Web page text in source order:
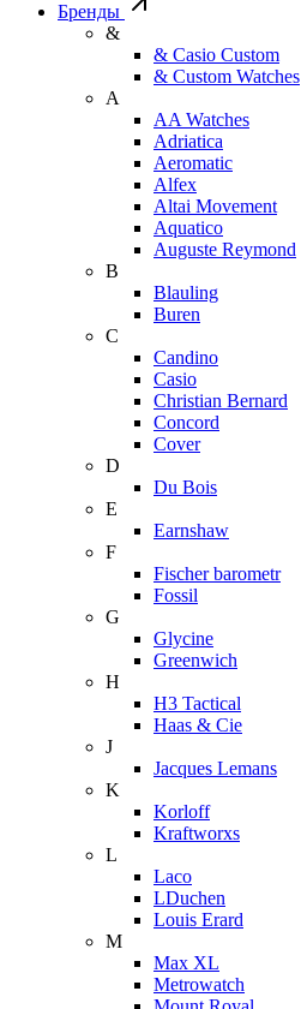
Бренды
&
& Casio Custom
& Custom Watches
A
AA Watches
Adriatica
Aeromatic
Alfex
Altai Movement
Aquatico
Auguste Reymond
B
Blauling
Buren
C
Candino
Casio
Christian Bernard
Concord
Cover
D
Du Bois
E
Earnshaw
F
Fischer barometr
Fossil
G
Glycine
Greenwich
H
H3 Tactical
Haas & Cie
J
Jacques Lemans
K
Korloff
Kraftworxs
L
Laco
LDuchen
Louis Erard
M
Max XL
Metrowatch